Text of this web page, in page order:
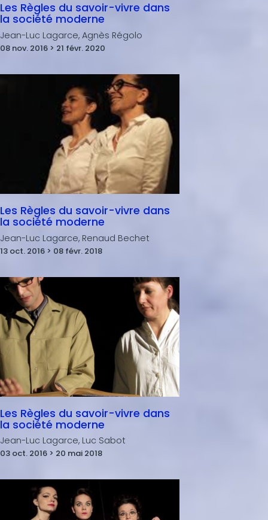
Les Règles du savoir-vivre dans
la société moderne
Jean-Luc Lagarce, Agnès Régolo
08 nov. 2016 > 21 févr. 2020
Les Règles du savoir-vivre dans
la société moderne
Jean-Luc Lagarce, Renaud Bechet
13 oct. 2016 > 08 févr. 2018
Les Règles du savoir-vivre dans
la société moderne
Jean-Luc Lagarce, Luc Sabot
03 oct. 2016 > 20 mai 2018